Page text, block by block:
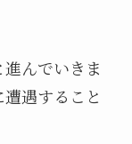
んでいきま
遇すること